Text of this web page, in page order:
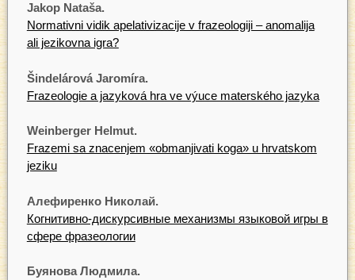
Jakop Nataša.
Normativni vidik apelativizacije v frazeologiji – anomalija
ali jezikovna igra?
Šindelárová Jaromíra.
Frazeologie а jazyková hra ve výuce materského jazyka
Weinberger Helmut.
Frazemi sa znacenjem «obmanjivati koga» u hrvatskom
jeziku
Алефиренко Николай.
Когнитивно-дискурсивные механизмы языковой игры в
сфере фразеологии
Буянова Людмила.